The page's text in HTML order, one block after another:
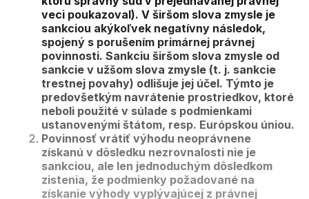
veci poukazoval). V širšom slova zmysle je
sankciou akýkoľvek negatívny následok,
spojený s porušením primárnej právnej
povinnosti. Sankciu širšom slova zmysle od
sankcie v užšom slova zmysle (t. j. sankcie
trestnej povahy) odlišuje jej účel. Týmto je
predovšetkým navrátenie prostriedkov, ktoré
neboli použité v súlade s podmienkami
ustanovenými štátom, resp. Európskou úniou.
Povinnosť vrátiť výhodu neoprávnene
získanú v dôsledku nezrovnalosti nie je
sankciou, ale len jednoduchým dôsledkom
zistenia, že podmienky požadované na
získanie výhody vyplývajúcej z právnej